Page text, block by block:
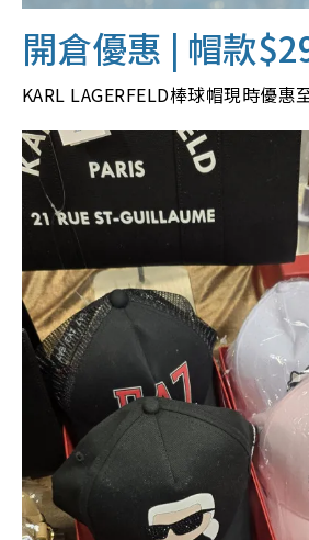
開倉優惠 | 帽款
KARL LAGERFELD棒球帽現時優惠